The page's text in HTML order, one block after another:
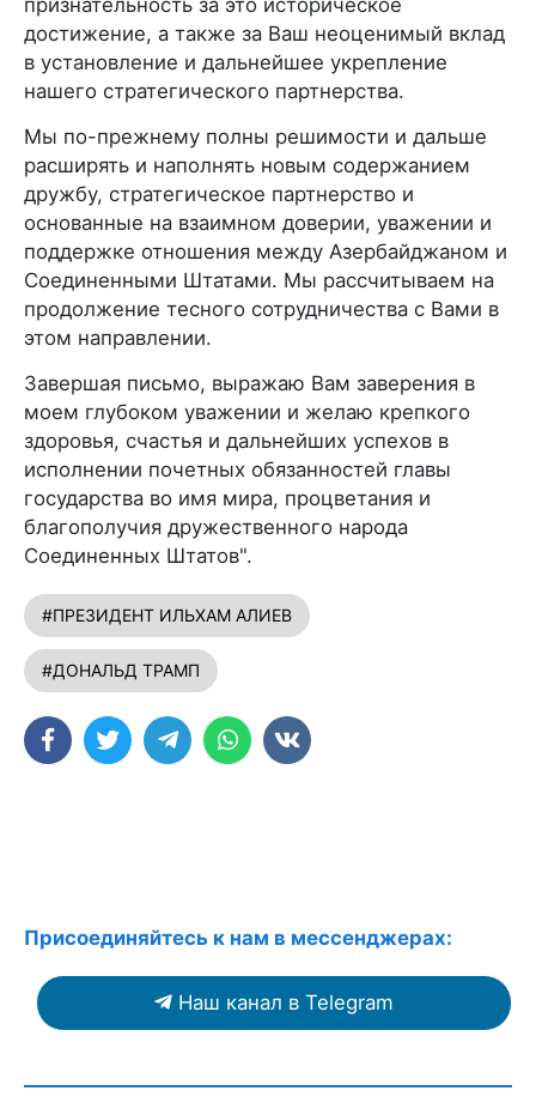
достижение, а также за Ваш неоценимый вклад
в установление и дальнейшее укрепление
нашего стратегического партнерства.
Мы по-прежнему полны решимости и дальше
расширять и наполнять новым содержанием
дружбу, стратегическое партнерство и
основанные на взаимном доверии, уважении и
поддержке отношения между Азербайджаном и
Соединенными Штатами. Мы рассчитываем на
продолжение тесного сотрудничества с Вами в
этом направлении.
Завершая письмо, выражаю Вам заверения в
моем глубоком уважении и желаю крепкого
здоровья, счастья и дальнейших успехов в
исполнении почетных обязанностей главы
государства во имя мира, процветания и
благополучия дружественного народа
Соединенных Штатов".
#ПРЕЗИДЕНТ ИЛЬХАМ АЛИЕВ
#ДОНАЛЬД ТРАМП
Присоединяйтесь к нам в мессенджерах:
Наш канал в Telegram